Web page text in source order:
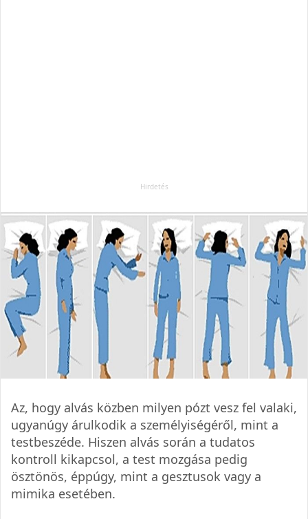
Az, hogy alvás közben milyen pózt vesz fel valaki,
ugyanúgy árulkodik a személyiségéről, mint a
testbeszéde. Hiszen alvás során a tudatos
kontroll kikapcsol, a test mozgása pedig
ösztönös, éppúgy, mint a gesztusok vagy a
mimika esetében.